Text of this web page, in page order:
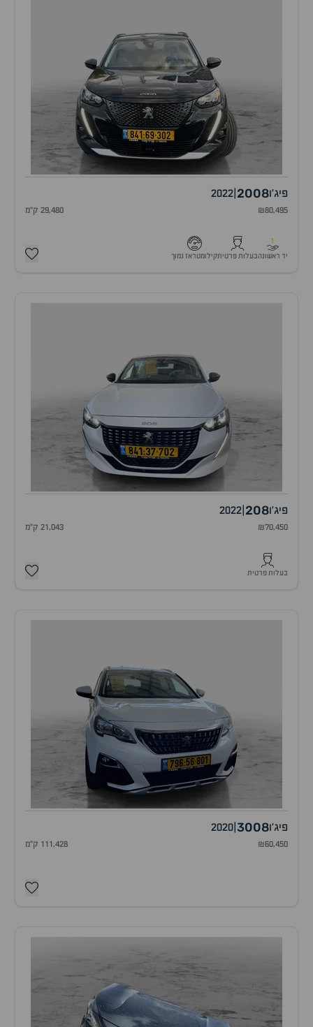
פיג'ו2008
2022
₪80,495 29,480 ק"מ
1
יד ראשונהבעלות פרטיתקילומטראז נמוך
פיג'ו208
2022
₪70,450 21,043 ק"מ
בעלות פרטית
פיג'ו3008
2020
₪60,450 111,428 ק"מ